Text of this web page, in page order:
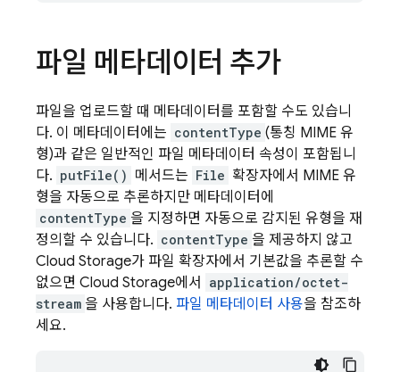
파일 메타데이터 추가
파일을 업로드할 때 메타데이터를 포함할 수도 있습니
다. 이 메타데이터에는 contentType (통칭 MIME 유
형)과 같은 일반적인 파일 메타데이터 속성이 포함됩니
다. putFile() 메서드는 File 확장자에서 MIME 유
형을 자동으로 추론하지만 메타데이터에
contentType 을 지정하면 자동으로 감지된 유형을 재
정의할 수 있습니다. contentType 을 제공하지 않고
Cloud Storage가 파일 확장자에서 기본값을 추론할 수
없으면 Cloud Storage에서
application/octet-
stream 을 사용합니다. 파일 메타데이터 사용을 참조하
세요.